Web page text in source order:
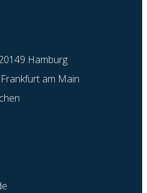
Hamburg
am Main